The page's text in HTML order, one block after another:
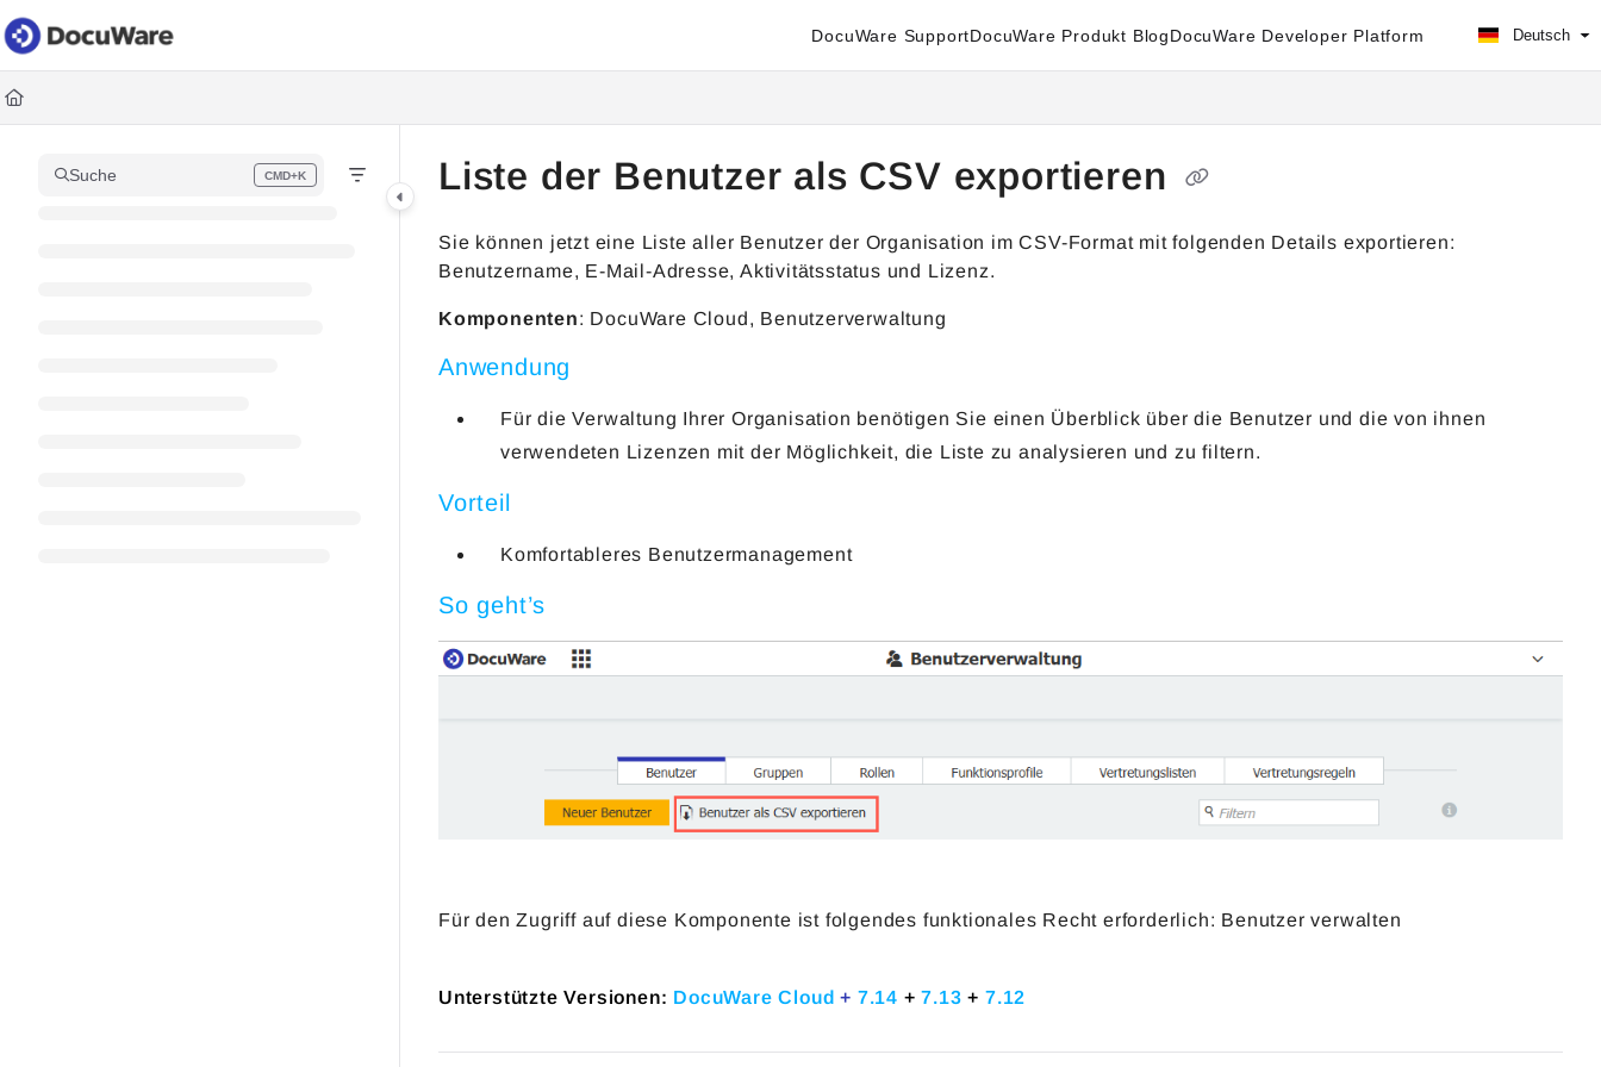
Documentation Index
Fetch the complete documentation index at:
Use this file to discover all available pages before exploring further.
DocuWare SupportDocuWare Produkt BlogDocuWare Developer Platform Deutsch
Suche CMD+K
Press CMD+K to open search Liste der Benutzer als CSV exportieren
Sie können jetzt eine Liste aller Benutzer der Organisation im CSV-Format mit folgenden Details exportieren:
Benutzername, E-Mail-Adresse, Aktivitätsstatus und Lizenz.
Komponenten: DocuWare Cloud, Benutzerverwaltung
Anwendung
Für die Verwaltung Ihrer Organisation benötigen Sie einen Überblick über die Benutzer und die von ihnen
verwendeten Lizenzen mit der Möglichkeit, die Liste zu analysieren und zu filtern.
Vorteil
Komfortableres Benutzermanagement
So geht’s
Für den Zugriff auf diese Komponente ist folgendes funktionales Recht erforderlich: Benutzer verwalten
Unterstützte Versionen: DocuWare Cloud+ 7.14 + 7.13+ 7.12